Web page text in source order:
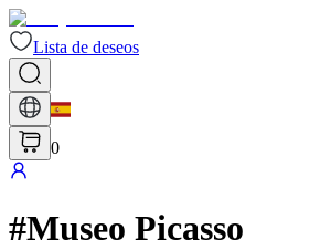
Lista de deseos
0
#Museo Picasso